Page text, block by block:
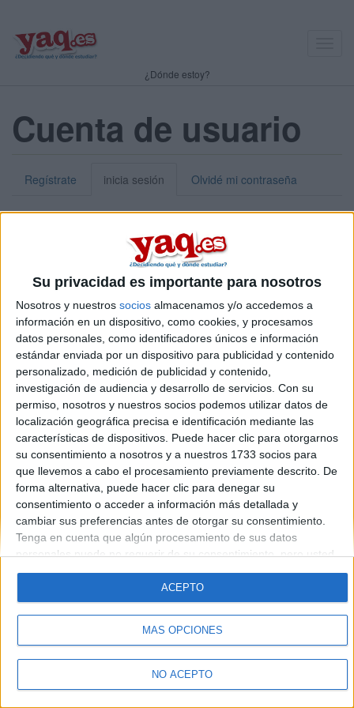
Su privacidad es importante para nosotros
Nosotros y nuestros socios almacenamos y/o accedemos a
información en un dispositivo, como cookies, y procesamos
datos personales, como identificadores únicos e información
estándar enviada por un dispositivo para publicidad y contenido
personalizado, medición de publicidad y contenido,
investigación de audiencia y desarrollo de servicios. Con su
permiso, nosotros y nuestros socios podemos utilizar datos de
localización geográfica precisa e identificación mediante las
características de dispositivos. Puede hacer clic para otorgarnos
su consentimiento a nosotros y a nuestros 1733 socios para
que llevemos a cabo el procesamiento previamente descrito. De
forma alternativa, puede hacer clic para denegar su
consentimiento o acceder a información más detallada y
cambiar sus preferencias antes de otorgar su consentimiento.
Tenga en cuenta que algún procesamiento de sus datos
personales puede no requerir de su consentimiento, pero usted
tiene el derecho de rechazar tal procesamiento. Sus
preferencias se aplicarán solo a este sitio web. Puede cambiar
sus preferencias o retirar su consentimiento en cualquier
momento volviendo a este sitio y haciendo clic en el botón
"Privacidad" en la parte inferior de la página web.
MÁS OPCIONES
NO ACEPTO
ACEPTO
¿Dónde estoy?
Cuenta de usuario
Regístrate inicia sesión Olvidé mi contraseña
Puedes iniciar sesión introduciendo tu nombre de usuario o tu
dirección de correo electrónico.
Contraseña:*
Introduce la contraseña que acompaña a tu nombre de usuario
Quiénes somos|Contactar |Anúnciate
Aviso legal|Politica de privacidad|Condiciones generales
de cookies
© 2003-2026Compás Mediterráneo S.L.- Diego de León 47 - 28006
Madrid [ESPAÑA] - Tel. +34 91 593 2767